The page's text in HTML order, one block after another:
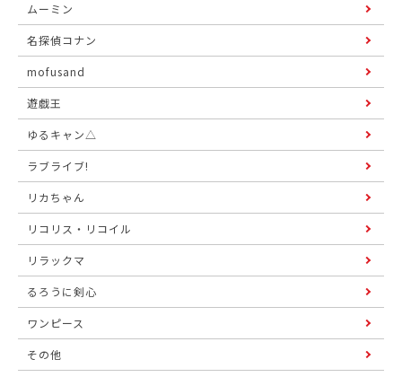
ムーミン
名探偵コナン
mofusand
遊戯王
ゆるキャン△
ラブライブ!
リカちゃん
リコリス・リコイル
リラックマ
るろうに剣心
ワンピース
その他